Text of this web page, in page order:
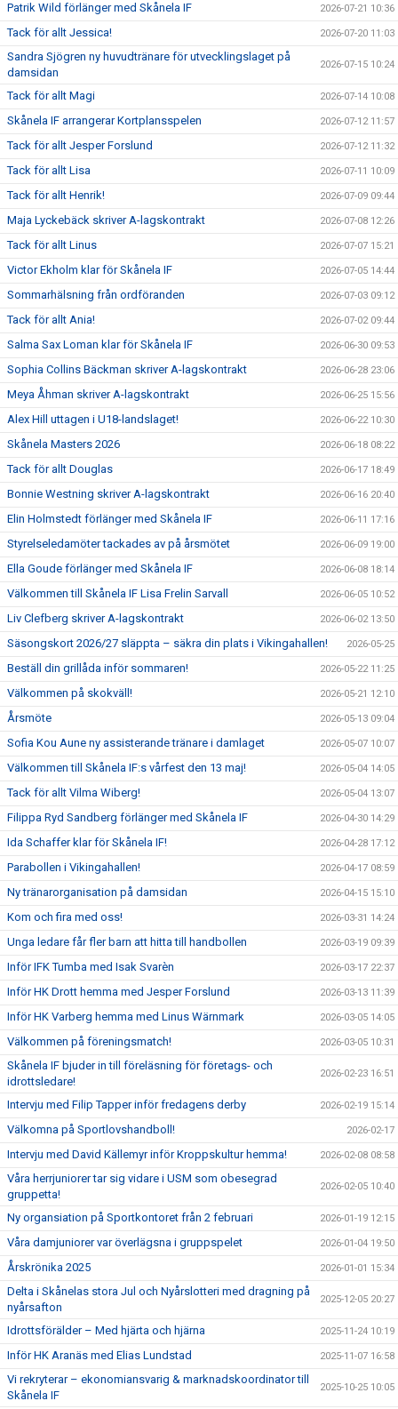
Patrik Wild förlänger med Skånela IF 2026-07-21 10:36
Tack för allt Jessica! 2026-07-20 11:03
Sandra Sjögren ny huvudtränare för utvecklingslaget på
damsidan
2026-07-15 10:24
Tack för allt Magi 2026-07-14 10:08
Skånela IF arrangerar Kortplansspelen 2026-07-12 11:57
Tack för allt Jesper Forslund 2026-07-12 11:32
Tack för allt Lisa 2026-07-11 10:09
Tack för allt Henrik! 2026-07-09 09:44
Maja Lyckebäck skriver A-lagskontrakt 2026-07-08 12:26
Tack för allt Linus 2026-07-07 15:21
Victor Ekholm klar för Skånela IF 2026-07-05 14:44
Sommarhälsning från ordföranden 2026-07-03 09:12
Tack för allt Ania! 2026-07-02 09:44
Salma Sax Loman klar för Skånela IF 2026-06-30 09:53
Sophia Collins Bäckman skriver A-lagskontrakt 2026-06-28 23:06
Meya Åhman skriver A-lagskontrakt 2026-06-25 15:56
Alex Hill uttagen i U18-landslaget! 2026-06-22 10:30
Skånela Masters 2026 2026-06-18 08:22
Tack för allt Douglas 2026-06-17 18:49
Bonnie Westning skriver A-lagskontrakt 2026-06-16 20:40
Elin Holmstedt förlänger med Skånela IF 2026-06-11 17:16
Styrelseledamöter tackades av på årsmötet 2026-06-09 19:00
Ella Goude förlänger med Skånela IF 2026-06-08 18:14
Välkommen till Skånela IF Lisa Frelin Sarvall 2026-06-05 10:52
Liv Clefberg skriver A-lagskontrakt 2026-06-02 13:50
Säsongskort 2026/27 släppta – säkra din plats i Vikingahallen! 2026-05-25
Beställ din grillåda inför sommaren! 2026-05-22 11:25
Välkommen på skokväll! 2026-05-21 12:10
Årsmöte 2026-05-13 09:04
Sofia Kou Aune ny assisterande tränare i damlaget 2026-05-07 10:07
Välkommen till Skånela IF:s vårfest den 13 maj! 2026-05-04 14:05
Tack för allt Vilma Wiberg! 2026-05-04 13:07
Filippa Ryd Sandberg förlänger med Skånela IF 2026-04-30 14:29
Ida Schaffer klar för Skånela IF! 2026-04-28 17:12
Parabollen i Vikingahallen! 2026-04-17 08:59
Ny tränarorganisation på damsidan 2026-04-15 15:10
Kom och fira med oss! 2026-03-31 14:24
Unga ledare får fler barn att hitta till handbollen 2026-03-19 09:39
Inför IFK Tumba med Isak Svarèn 2026-03-17 22:37
Inför HK Drott hemma med Jesper Forslund 2026-03-13 11:39
Inför HK Varberg hemma med Linus Wärnmark 2026-03-05 14:05
Välkommen på föreningsmatch! 2026-03-05 10:31
Skånela IF bjuder in till föreläsning för företags- och
idrottsledare!
2026-02-23 16:51
Intervju med Filip Tapper inför fredagens derby 2026-02-19 15:14
Välkomna på Sportlovshandboll! 2026-02-17
Intervju med David Källemyr inför Kroppskultur hemma! 2026-02-08 08:58
Våra herrjuniorer tar sig vidare i USM som obesegrad
gruppetta!
2026-02-05 10:40
Ny organsiation på Sportkontoret från 2 februari 2026-01-19 12:15
Våra damjuniorer var överlägsna i gruppspelet 2026-01-04 19:50
Årskrönika 2025 2026-01-01 15:34
Delta i Skånelas stora Jul och Nyårslotteri med dragning på
nyårsafton
2025-12-05 20:27
Idrottsförälder – Med hjärta och hjärna 2025-11-24 10:19
Inför HK Aranäs med Elias Lundstad 2025-11-07 16:58
Vi rekryterar – ekonomiansvarig & marknadskoordinator till
Skånela IF
2025-10-25 10:05